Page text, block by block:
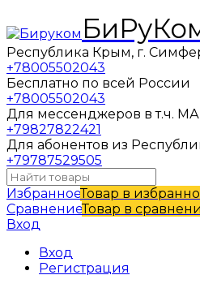
Республика Крым, г.
+78005502043
Бесплатно по всей России
+78005502043
Для мессенджеров в т.ч.
+79827822421
Для абонентов из
+79787529505
ИзбранноеТовар в
СравнениеТовар в
Вход
Вход
Регистрация